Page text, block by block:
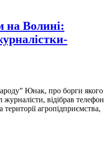
на Волині:
Юнак, про борги якого
журналісти, відібрав телефон
агропідприємства,